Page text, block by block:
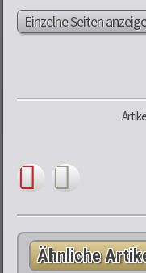
Einzelne Seiten
Ähnliche